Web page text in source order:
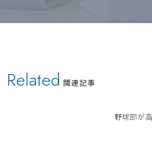
Related 関連記事
野球部が